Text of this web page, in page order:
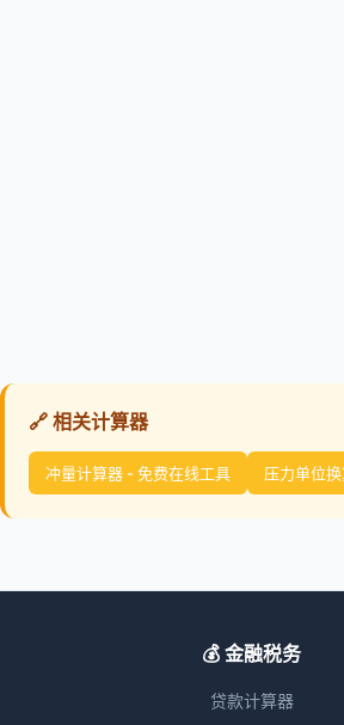
🔗 相关计算器
冲量计算器 - 免费在线工具 压力单位
💰 金融税务
贷款计算器